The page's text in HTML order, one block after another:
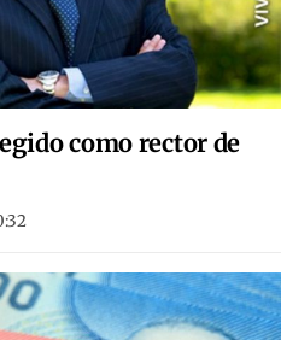
como rector de